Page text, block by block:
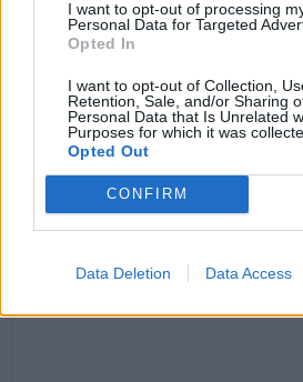
I want to opt-out of processing
Personal Data for Targeted
Opted In
I want to opt-out of Collection,
Retention, Sale, and/or Sharing
Personal Data that Is Unrelated
Purposes for which it was
Opted Out
CONFIRM
Data Deletion Data Access
essentiels des
cardiologues pour
éviter le danger
attention à la pénurie
lunettes de sécurité
LAISSER UN COMMENTAIRE